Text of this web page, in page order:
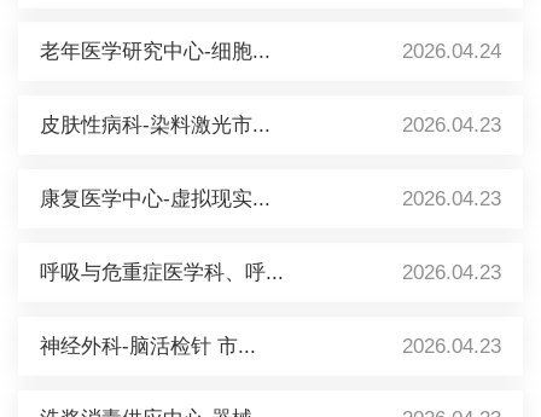
老年医学研究中心-细胞... 2026.04.24
皮肤性病科-染料激光市... 2026.04.23
康复医学中心-虚拟现实... 2026.04.23
呼吸与危重症医学科、呼... 2026.04.23
神经外科-脑活检针 市... 2026.04.23